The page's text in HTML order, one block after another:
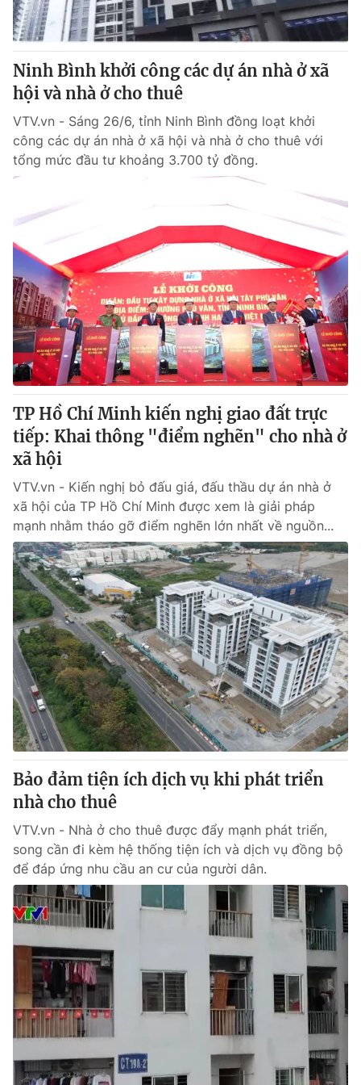
Giấy phép hoạt động báo in và báo điện tử số 483/GP-BTTTT
cấp ngày 29/12/2023
Tổng Biên tập:Vũ Thanh Thủy
Phó Tổng Biên tập:Nguyễn Thị Mỹ Hạnh, Phạm Quốc Thắng,
Nguyễn Trọng Ninh
Tổng đài VTV:
024.38 355 931 - 024.38 355 932
Ðiện thoại Thời báo VTV:024.66 897 897
Email:toasoan@vtv.vn
Liên hệ quảng cáo:
® Cấm sao chép dưới mọi hình thức nếu không có sự chấp
thuận bằng văn bản. Ghi rõ nguồn VTV.vn khi phát hành lại
thông tin từ website này.
Ninh Bình khởi công các dự án nhà ở xã
hội và nhà ở cho thuê
VTV.vn - Sáng 26/6, tỉnh Ninh Bình đồng loạt khởi
công các dự án nhà ở xã hội và nhà ở cho thuê với
tổng mức đầu tư khoảng 3.700 tỷ đồng.
TP Hồ Chí Minh kiến nghị giao đất trực
tiếp: Khai thông "điểm nghẽn" cho nhà ở
xã hội
VTV.vn - Kiến nghị bỏ đấu giá, đấu thầu dự án nhà ở
xã hội của TP Hồ Chí Minh được xem là giải pháp
mạnh nhằm tháo gỡ điểm nghẽn lớn nhất về nguồn...
Bảo đảm tiện ích dịch vụ khi phát triển
nhà cho thuê
VTV.vn - Nhà ở cho thuê được đẩy mạnh phát triển,
song cần đi kèm hệ thống tiện ích và dịch vụ đồng bộ
để đáp ứng nhu cầu an cư của người dân.